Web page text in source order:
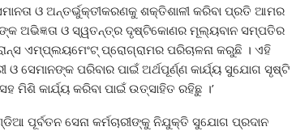
ଓ ଅନ୍ତର୍ଭୁକ୍ତୀକରଣକୁ ଶକ୍ତିଶାଳୀ କରିବା ପ୍ରତି ଆମର
ଅଭିଜ୍ଞତା ଓ ସ୍ୱତନ୍ତ୍ର ଦୃଷ୍ଟିକୋଣର ମୂଲ୍ୟବାନ ସମ୍ପତିର
ଏମ୍ପ୍ଲୟମେଂଟ୍ ପ୍ରୋଗ୍ରାମର ପରିଚାଳନା କରୁଛି । ଏହି
ସେମାନଙ୍କ ପରିବାର ପାଇଁ ଅର୍ଥପୂର୍ଣ୍ଣ କାର୍ଯ୍ୟ ସୁଯୋଗ ସୃଷ୍ଟି
ମିଶି କାର୍ଯ୍ୟ କରିବା ପାଇଁ ଉତ୍ସାହିତ ରହିଛୁ ।’
ପୂର୍ବତନ ସେନା କର୍ମଚାରୀଙ୍କୁ ନିଯୁକ୍ତି ସୁଯୋଗ ପ୍ରଦାନ